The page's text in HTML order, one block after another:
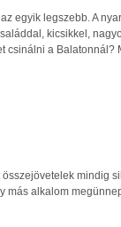
egyik legszebb. A
kicsikkel,
csinálni a Balatonnál?
mindig
más alkalom